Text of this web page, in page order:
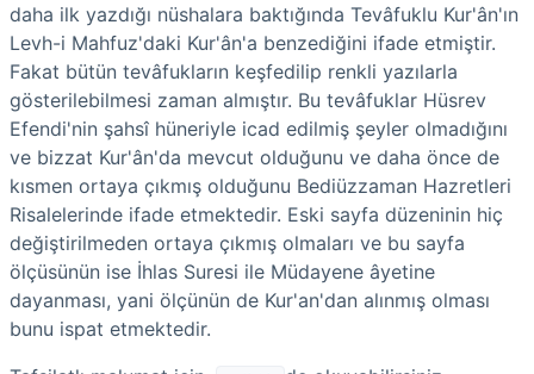
daha ilk yazdığı nüshalara baktığında Tevâfuklu Kur'ân'ın
Levh-i Mahfuz'daki Kur'ân'a benzediğini ifade etmiştir.
Fakat bütün tevâfukların keşfedilip renkli yazılarla
gösterilebilmesi zaman almıştır. Bu tevâfuklar Hüsrev
Efendi'nin şahsî hüneriyle icad edilmiş şeyler olmadığını
ve bizzat Kur'ân'da mevcut olduğunu ve daha önce de
kısmen ortaya çıkmış olduğunu Bediüzzaman Hazretleri
Risalelerinde ifade etmektedir. Eski sayfa düzeninin hiç
değiştirilmeden ortaya çıkmış olmaları ve bu sayfa
ölçüsünün ise İhlas Suresi ile Müdayene âyetine
dayanması, yani ölçünün de Kur'an'dan alınmış olması
bunu ispat etmektedir.